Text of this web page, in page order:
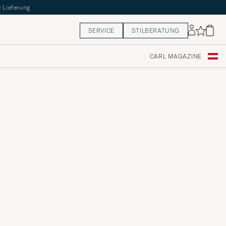
Lieferung
SERVICE STILBERATUNG
CARL MAGAZINE